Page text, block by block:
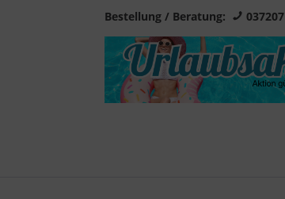
Bestellung / Beratung: